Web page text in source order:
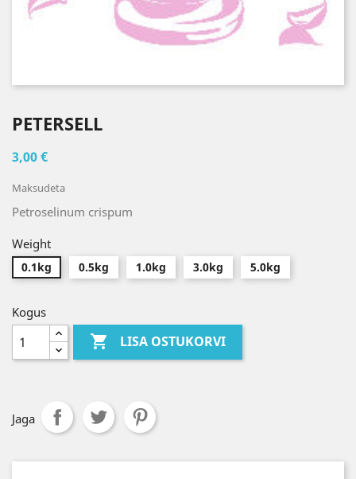
PETERSELL
3,00 €
Maksudeta
Petroselinum crispum
Weight
0.1kg 0.5kg 1.0kg 3.0kg 5.0kg
Kogus
 LISA OSTUKORVI
Jaga